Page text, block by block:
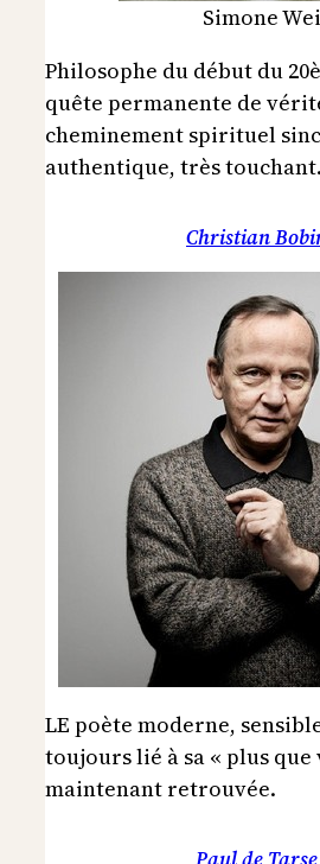
Simone
Philosophe du début du
quête permanente de
cheminement spirituel
authentique, très touchant.
Christian
LE poète moderne,
toujours lié à sa « plus que
maintenant retrouvée.